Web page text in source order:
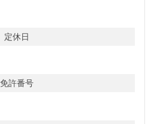
定休日
免許番号